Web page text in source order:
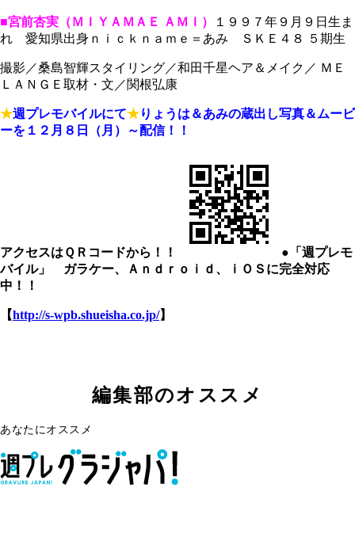
■宮前杏実（ＭＩＹＡＭＡＥ ＡＭＩ）
１９９７年９月９日生ま
れ 愛知県出身ｎｉｃｋｎａｍｅ＝あみ ＳＫＥ４８ ５期生
撮影／桑島智輝スタイリング／和田千星ヘア＆メイク／ ＭＥ
ＬＡＮＧＥ取材・文／関根弘康
★週プレモバイルにて★りょうは＆あみの蔵出し写真＆ムービ
ーを １２月８日（月）～配信！！
アクセスはＱＲコードから！！
●「週プレモ
バイル」 ガラケー、Ａｎｄｒｏｉｄ、ｉＯＳに完全対応
中！！
【http://s-wpb.shueisha.co.jp/】
編集部のオススメ
あなたにオススメ